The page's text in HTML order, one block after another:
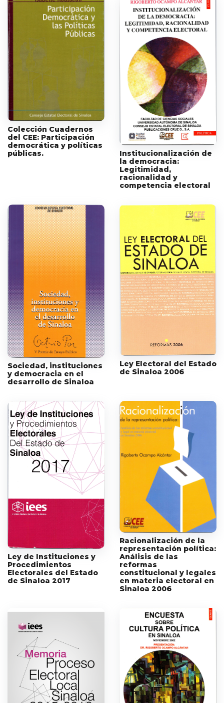
Colección Cuadernos
del CEE: Participación
democrática y políticas
públicas.
Institucionalización de
la democracia:
Legitimidad,
racionalidad y
competencia electoral
Sociedad, instituciones
y democracia en el
desarrollo de Sinaloa
Ley Electoral del Estado
de Sinaloa 2006
Ley de Instituciones y
Procedimientos
Electorales del Estado
de Sinaloa 2017
Racionalización de la
representación política:
Análisis de las
reformas
constitucional y legales
en materia electoral en
Sinaloa 2006